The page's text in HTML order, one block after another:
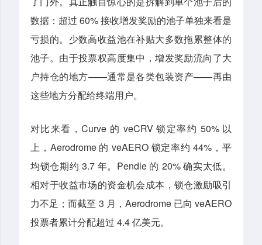
数据：超过 60% 接收增发奖励的池子单独来看是
亏损的。少数高收益池在补贴大多数拖累整体的
池子。由于投票权高度集中，增发奖励流向了大
户持仓的地方——通常是各类包装资产——再由
这些地方分配给终端用户。
对比来看，Curve 的 veCRV 锁定率约 50% 以
上，Aerodrome 的 veAERO 锁定率约 44%，平
均锁仓期约 3.7 年。Pendle 的 20% 确实太低。
相对于收益市场的资金机会成本，锁仓激励吸引
力不足；而截至 3 月，Aerodrome 已向 veAERO
投票者累计分配超过 4.4 亿美元。